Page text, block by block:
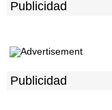
Publicidad
Publicidad